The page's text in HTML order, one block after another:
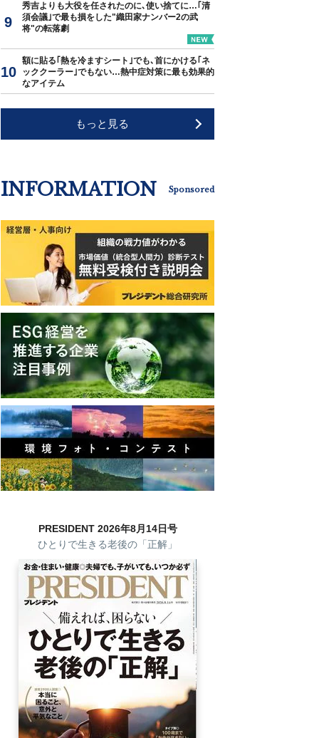
秀吉よりも大役を任されたのに､使い捨てに…｢清
須会議｣で最も損をした"織田家ナンバー2の武
将"の転落劇
額に貼る｢熱を冷ますシート｣でも､首にかける｢ネ
ッククーラー｣でもない…熱中症対策に最も効果的
なアイテム
もっと見る
INFORMATION Sponsored
PRESIDENT 2026年8月14日号
ひとりで生きる老後の「正解」